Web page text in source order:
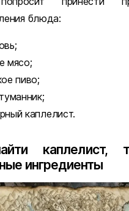
блюда:
мясо;
пиво;
каплелист.
каплелист,
ингредиенты